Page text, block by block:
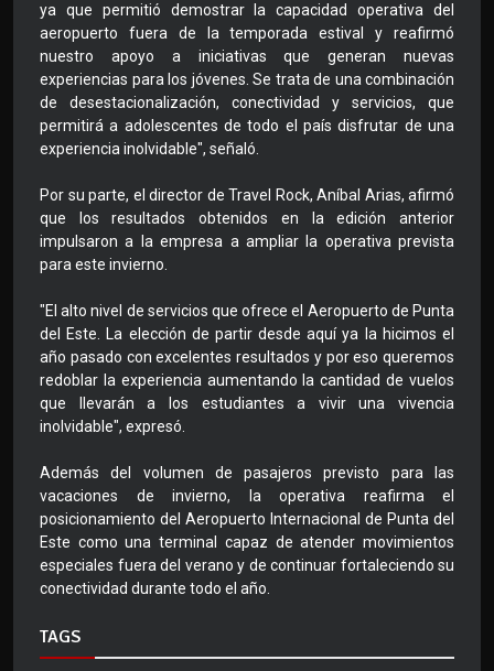
ya que permitió demostrar la capacidad operativa del
aeropuerto fuera de la temporada estival y reafirmó
nuestro apoyo a iniciativas que generan nuevas
experiencias para los jóvenes. Se trata de una combinación
de desestacionalización, conectividad y servicios, que
permitirá a adolescentes de todo el país disfrutar de una
experiencia inolvidable", señaló.
Por su parte, el director de Travel Rock, Aníbal Arias, afirmó
que los resultados obtenidos en la edición anterior
impulsaron a la empresa a ampliar la operativa prevista
para este invierno.
"El alto nivel de servicios que ofrece el Aeropuerto de Punta
del Este. La elección de partir desde aquí ya la hicimos el
año pasado con excelentes resultados y por eso queremos
redoblar la experiencia aumentando la cantidad de vuelos
que llevarán a los estudiantes a vivir una vivencia
inolvidable", expresó.
Además del volumen de pasajeros previsto para las
vacaciones de invierno, la operativa reafirma el
posicionamiento del Aeropuerto Internacional de Punta del
Este como una terminal capaz de atender movimientos
especiales fuera del verano y de continuar fortaleciendo su
conectividad durante todo el año.
TAGS